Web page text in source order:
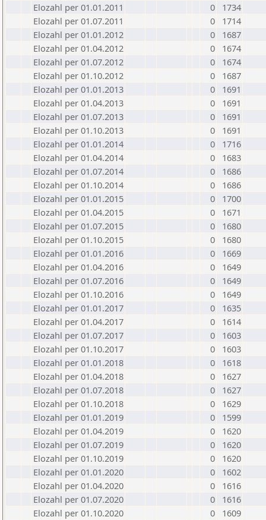
Elozahl per 01.01.2011
0
1734
Elozahl per 01.07.2011
0
1714
Elozahl per 01.01.2012
0
1687
Elozahl per 01.04.2012
0
1674
Elozahl per 01.07.2012
0
1674
Elozahl per 01.10.2012
0
1687
Elozahl per 01.01.2013
0
1691
Elozahl per 01.04.2013
0
1691
Elozahl per 01.07.2013
0
1691
Elozahl per 01.10.2013
0
1691
Elozahl per 01.01.2014
0
1716
Elozahl per 01.04.2014
0
1683
Elozahl per 01.07.2014
0
1686
Elozahl per 01.10.2014
0
1686
Elozahl per 01.01.2015
0
1700
Elozahl per 01.04.2015
0
1671
Elozahl per 01.07.2015
0
1680
Elozahl per 01.10.2015
0
1680
Elozahl per 01.01.2016
0
1669
Elozahl per 01.04.2016
0
1649
Elozahl per 01.07.2016
0
1649
Elozahl per 01.10.2016
0
1649
Elozahl per 01.01.2017
0
1635
Elozahl per 01.04.2017
0
1614
Elozahl per 01.07.2017
0
1603
Elozahl per 01.10.2017
0
1603
Elozahl per 01.01.2018
0
1618
Elozahl per 01.04.2018
0
1627
Elozahl per 01.07.2018
0
1627
Elozahl per 01.10.2018
0
1629
Elozahl per 01.01.2019
0
1599
Elozahl per 01.04.2019
0
1620
Elozahl per 01.07.2019
0
1620
Elozahl per 01.10.2019
0
1620
Elozahl per 01.01.2020
0
1602
Elozahl per 01.04.2020
0
1616
Elozahl per 01.07.2020
0
1616
Elozahl per 01.10.2020
0
1609